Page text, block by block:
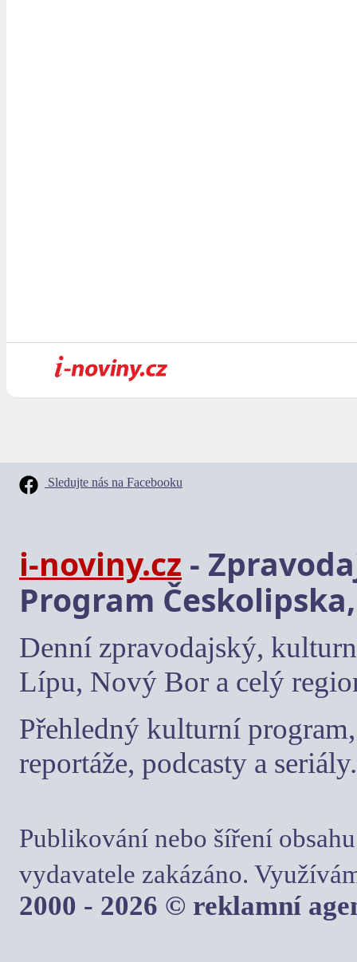
Sledujte nás na Facebooku
i-noviny.cz -
Program
Denní zpravodajský,
Lípu, Nový Bor a celý
Přehledný kulturní
reportáže, podcasty a seriály.
Publikování nebo šíření
vydavatele zakázáno.
2000 - 2026 © reklamní